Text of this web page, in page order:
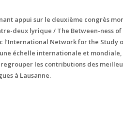
appui sur le deuxième congrès
deux lyrique / The Between-ness
l’International Network for the Study
échelle internationale et
les contributions des
à Lausanne.